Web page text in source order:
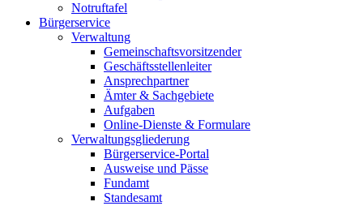
Notruftafel
Bürgerservice
Verwaltung
Gemeinschaftsvorsitzender
Geschäftsstellenleiter
Ansprechpartner
Ämter & Sachgebiete
Aufgaben
Online-Dienste & Formulare
Verwaltungsgliederung
Bürgerservice-Portal
Ausweise und Pässe
Fundamt
Standesamt